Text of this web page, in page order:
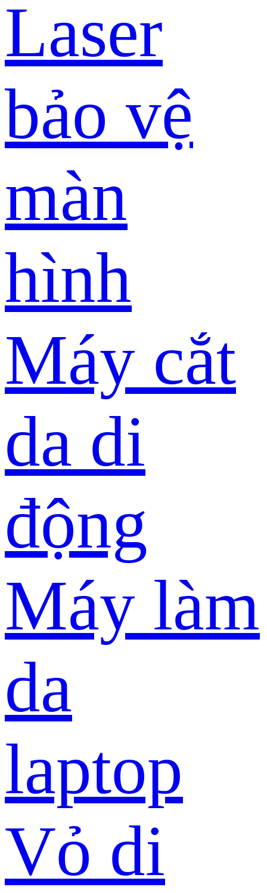
Laser
bảo vệ
màn
hình
Máy cắt
da di
động
Máy làm
da
laptop
Vỏ di